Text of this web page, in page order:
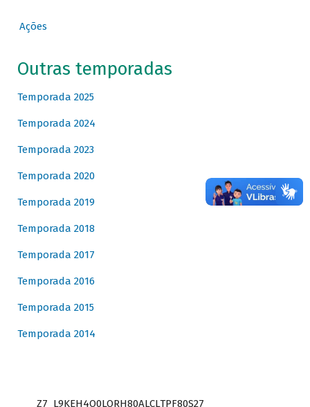
Ações
Outras temporadas
Temporada 2025
Temporada 2024
Temporada 2023
Temporada 2020
Temporada 2019
Temporada 2018
Temporada 2017
Temporada 2016
Temporada 2015
Temporada 2014
Z7_L9KEH4O0LORH80ALCLTPF80S27